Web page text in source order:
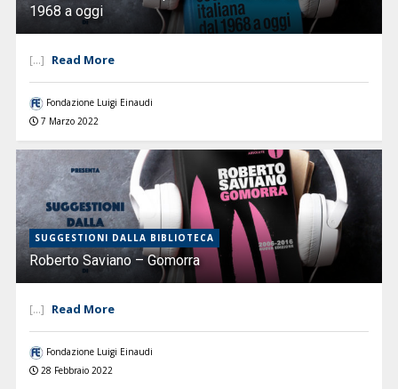
1968 a oggi
[...] Read More
Fondazione Luigi Einaudi
7 Marzo 2022
SUGGESTIONI DALLA BIBLIOTECA
Roberto Saviano – Gomorra
[...] Read More
Fondazione Luigi Einaudi
28 Febbraio 2022